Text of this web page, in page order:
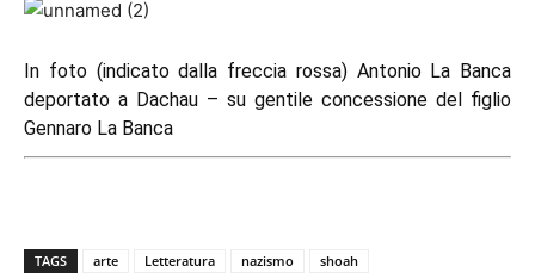
In foto (indicato dalla freccia rossa) Antonio La Banca
deportato a Dachau – su gentile concessione del figlio
Gennaro La Banca
TAGS arte Letteratura nazismo shoah